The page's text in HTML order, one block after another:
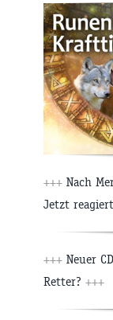
+++ Nach
Jetzt
+++ Neuer
Retter? +++